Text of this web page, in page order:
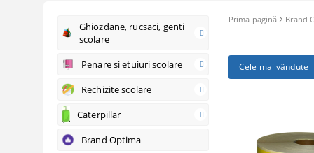
Ghiozdane, rucsaci, genti
scolare
Penare si etuiuri scolare
Rechizite scolare
Caterpillar
Brand Optima
Prima pagină Brand
Cele mai vândute